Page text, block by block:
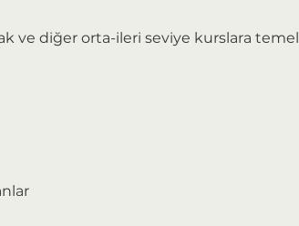
ve diğer orta-ileri seviye kurslara temel